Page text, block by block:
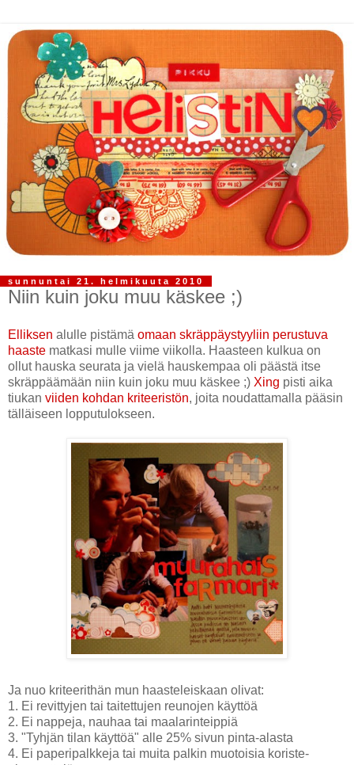
sunnuntai 21. helmikuuta 2010
Niin kuin joku muu käskee ;)
Elliksen alulle pistämä omaan skräppäystyyliin perustuva
haaste matkasi mulle viime viikolla. Haasteen kulkua on
ollut hauska seurata ja vielä hauskempaa oli päästä itse
skräppäämään niin kuin joku muu käskee ;) Xing pisti aika
tiukan viiden kohdan kriteeristön, joita noudattamalla pääsin
tälläiseen lopputulokseen.
Ja nuo kriteerithän mun haasteleiskaan olivat:
1. Ei revittyjen tai taitettujen reunojen käyttöä
2. Ei nappeja, nauhaa tai maalarinteippiä
3. "Tyhjän tilan käyttöä" alle 25% sivun pinta-alasta
4. Ei paperipalkkeja tai muita palkin muotoisia koriste-